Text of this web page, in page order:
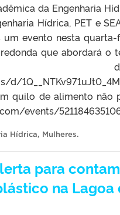
da Engenharia
Hídrica, PET e
um evento nesta
que abordará o
quilo de alimento não
events/
Hídrica, Mulheres.
para
na Lagoa